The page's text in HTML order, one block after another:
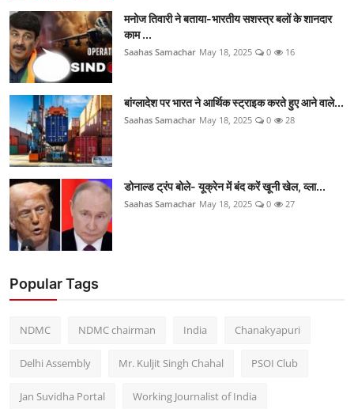
मनोज तिवारी ने बताया-भारतीय सशस्त्र बलों के शानदार
काम ...
Saahas Samachar May 18, 2025 0 16
बांग्लादेश पर भारत ने आर्थिक स्ट्राइक करते हुए आने वाले...
Saahas Samachar May 18, 2025 0 28
डोनाल्ड ट्रंप बोले- यूक्रेन में बंद करें खूनी खेल, व्ला...
Saahas Samachar May 18, 2025 0 27
Popular Tags
NDMC NDMC chairman India Chanakyapuri
Delhi Assembly Mr. Kuljit Singh Chahal PSOI Club
Jan Suvidha Portal Working Journalist of India